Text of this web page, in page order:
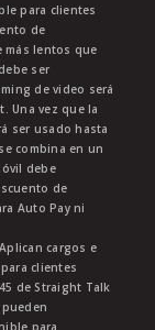
para clientes
de
más lentos que
ser
de video será
Una vez que la
ser usado hasta
combina en un
debe
de
Auto Pay ni
cargos e
clientes
de Straight Talk
para